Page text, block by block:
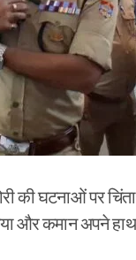
की घटनाओं पर
और कमान अपने